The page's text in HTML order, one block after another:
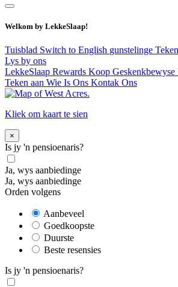
Welkom by LekkeSlaap!
Tuisblad Switch to English gunstelinge
Lys by ons
LekkeSlaap Rewards Koop Geskenkbewyse
Teken aan Wie Is Ons Kontak Ons
Kliek om kaart te sien
×
Is jy 'n pensioenaris?
Ja, wys aanbiedinge
Ja, wys aanbiedinge
Orden volgens
Aanbeveel
Goedkoopste
Duurste
Beste resensies
Is jy 'n pensioenaris?